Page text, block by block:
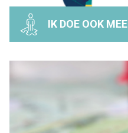
IK DOE OOK MEE